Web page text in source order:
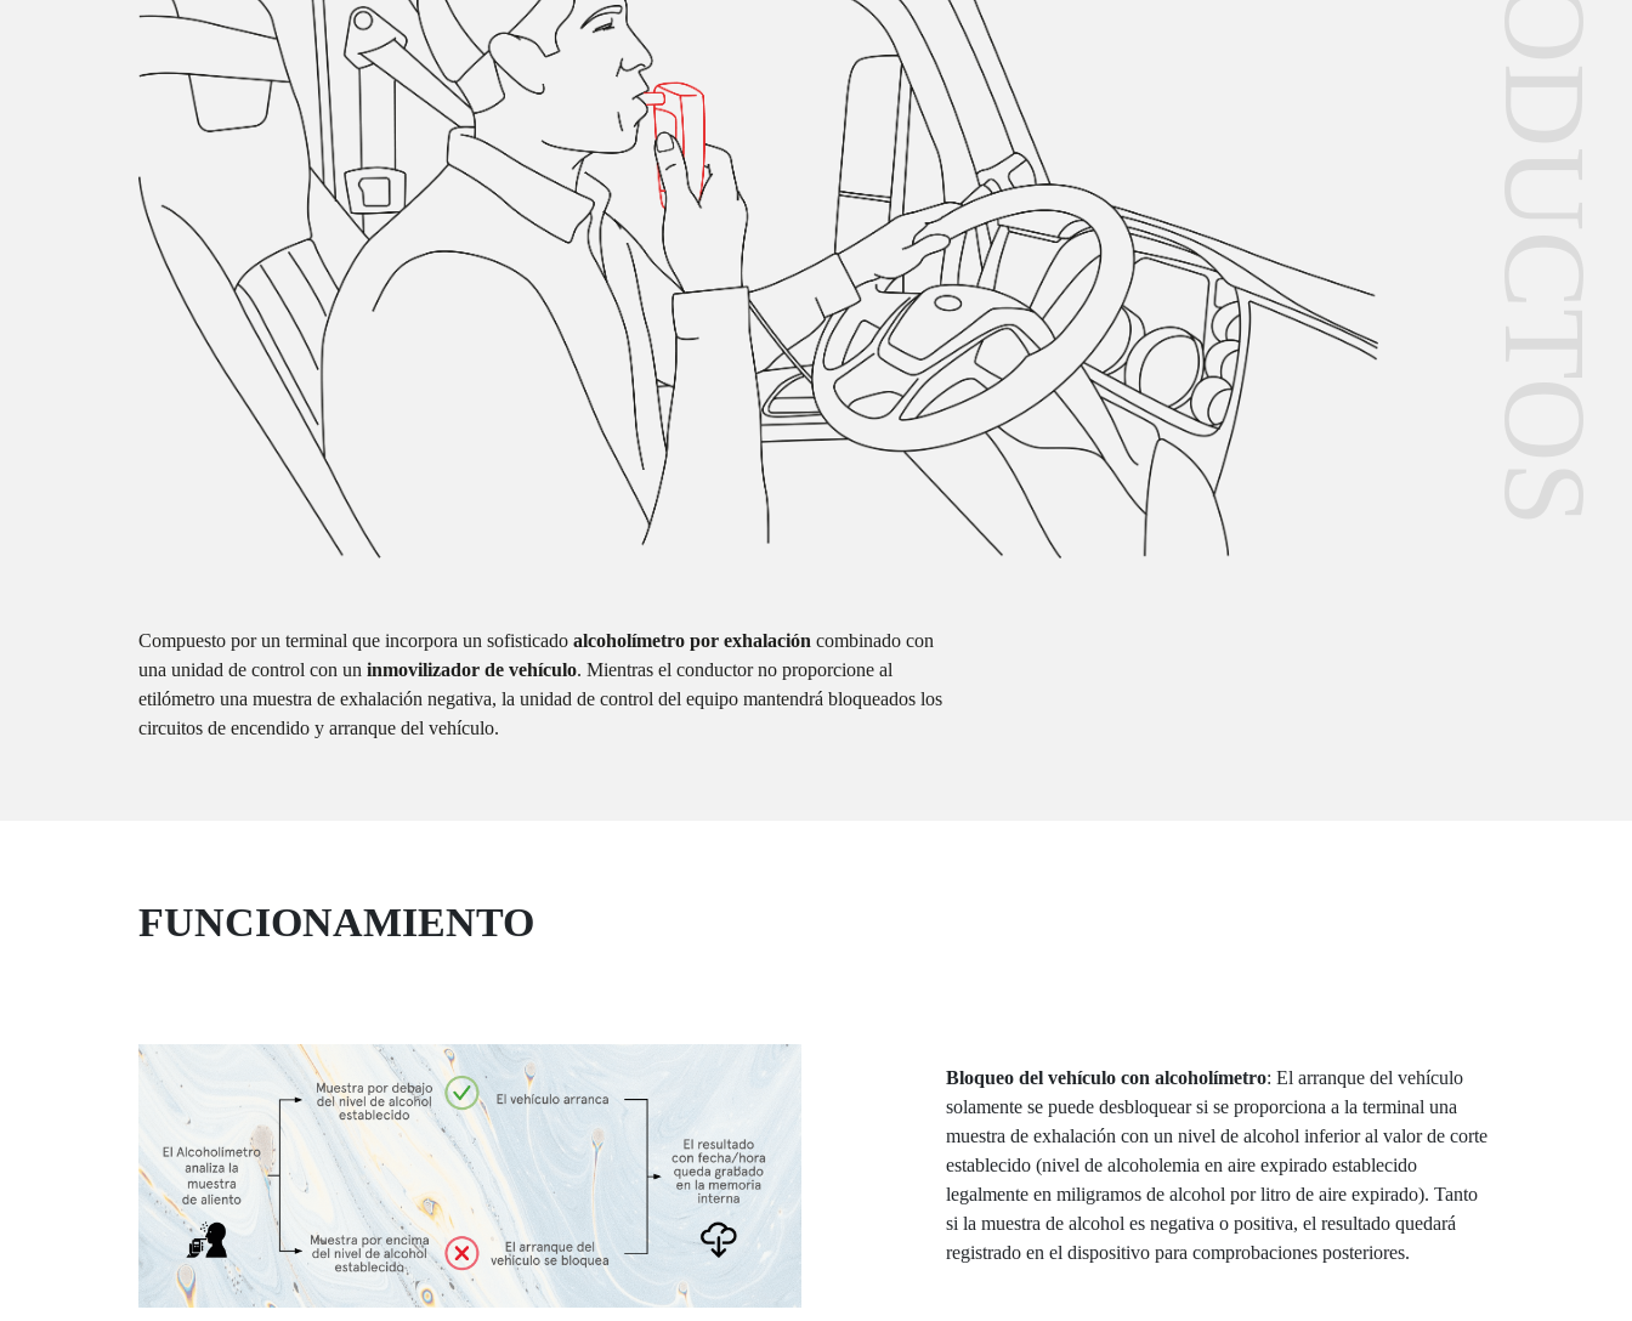
Compuesto por un terminal que incorpora un sofisticado alcoholímetro por exhalación combinado con
una unidad de control con un inmovilizador de vehículo. Mientras el conductor no proporcione al
etilómetro una muestra de exhalación negativa, la unidad de control del equipo mantendrá bloqueados los
circuitos de encendido y arranque del vehículo.
FUNCIONAMIENTO
Bloqueo del vehículo con alcoholímetro: El arranque del vehículo
solamente se puede desbloquear si se proporciona a la terminal una
muestra de exhalación con un nivel de alcohol inferior al valor de corte
establecido (nivel de alcoholemia en aire expirado establecido
legalmente en miligramos de alcohol por litro de aire expirado). Tanto
si la muestra de alcohol es negativa o positiva, el resultado quedará
registrado en el dispositivo para comprobaciones posteriores.